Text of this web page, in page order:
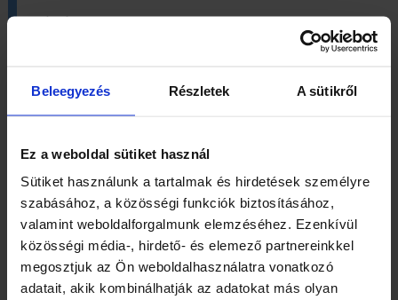
Beleegyezés Részletek A sütikről
Ez a weboldal sütiket használ
Sütiket használunk a tartalmak és hirdetések személyre
szabásához, a közösségi funkciók biztosításához,
valamint weboldalforgalmunk elemzéséhez. Ezenkívül
közösségi média-, hirdető- és elemező partnereinkkel
megosztjuk az Ön weboldalhasználatra vonatkozó
adatait, akik kombinálhatják az adatokat más olyan
MAJORÁNNA
MÁLYVALEVÉL
MÁRIATÖVIS
MARTILAPU
MATÉ
MEDVESZŐLŐ